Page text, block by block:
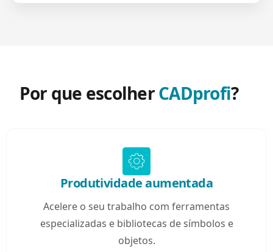
Por que escolherCADprofi?
Produtividade aumentada
Acelere o seu trabalho com ferramentas
especializadas e bibliotecas de símbolos e
objetos.